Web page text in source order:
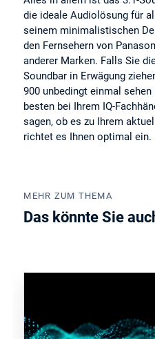
die ideale Audiolösung für
seinem minimalistischen
den Fernsehern von
anderer Marken. Falls Sie
Soundbar in Erwägung
900 unbedingt einmal
besten bei Ihrem IQ-
sagen, ob es zu Ihrem
richtet es Ihnen optimal ein.
MEHR ZUM THEMA
Das könnte Sie